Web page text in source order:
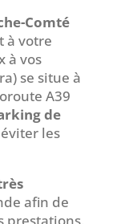
Comté
à votre
à vos
se situe à
A39
de
les
afin de